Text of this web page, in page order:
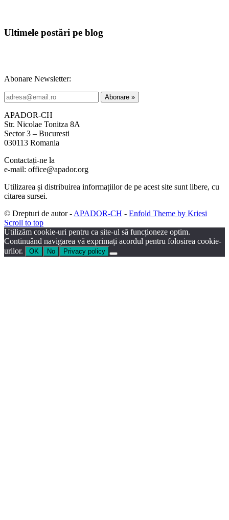
Ultimele postări pe blog
Abonare Newsletter:
APADOR-CH
Str. Nicolae Tonitza 8A
Sector 3 – Bucuresti
030113 Romania
Contactați-ne la
e-mail: office@apador.org
Utilizarea și distribuirea informațiilor de pe acest site sunt libere, cu
citarea sursei.
© Drepturi de autor - APADOR-CH - Enfold Theme by Kriesi
Scroll to top
Utilizăm cookie-uri pentru ca site-ul să funcționeze optim.
Continuând navigarea vă exprimați acordul pentru folosirea cookie-
urilor.
OK No Privacy policy